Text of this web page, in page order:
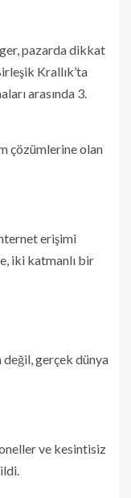
pazarda dikkat
Krallık’ta
arasında 3.
çözümlerine olan
erişimi
iki katmanlı bir
değil, gerçek dünya
ve kesintisiz